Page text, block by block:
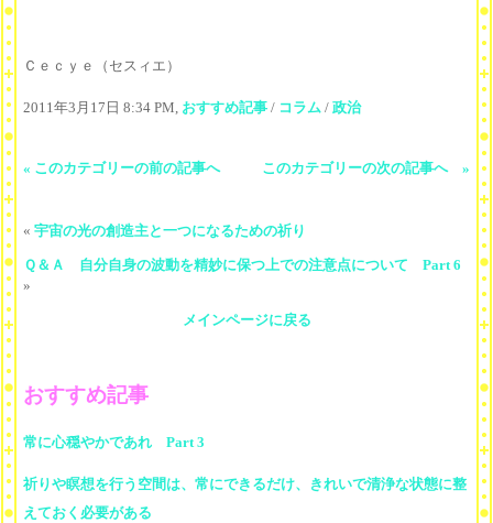
Ｃｅｃｙｅ（セスィエ）
2011年3月17日 8:34 PM, おすすめ記事 / コラム / 政治
« このカテゴリーの前の記事へ このカテゴリーの次の記事へ »
« 宇宙の光の創造主と一つになるための祈り
Ｑ＆Ａ 自分自身の波動を精妙に保つ上での注意点について Part 6
»
メインページに戻る
おすすめ記事
常に心穏やかであれ Part 3
祈りや瞑想を行う空間は、常にできるだけ、きれいで清浄な状態に整
えておく必要がある